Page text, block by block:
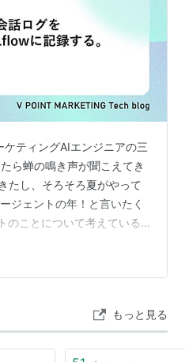
ティングAIエンジニアの三
ら蝉の鳴き声が聞こえてき
たし、そろそろ夏がやって
ジェントの年！と言いたく
のことについて考えている
利用状況をどこか一箇所に
その環境としてDatabricks
、といったことを試してい
にまとめています。
もっと見る